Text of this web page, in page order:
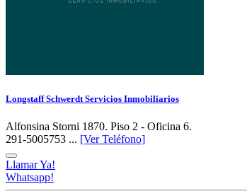
Longstaff Schwerdt Servicios Inmobiliarios
Alfonsina Storni 1870. Piso 2 - Oficina 6.
291-5005753 ... [Ver Teléfono]
Llamar Ya!
Whatsapp!